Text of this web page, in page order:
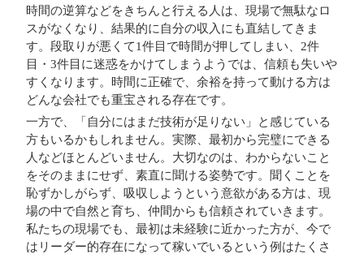
時間の逆算などをきちんと行える人は、現場で無駄なロ
スがなくなり、結果的に自分の収入にも直結してきま
す。段取りが悪くて1件目で時間が押してしまい、2件
目・3件目に迷惑をかけてしまうようでは、信頼も失いや
すくなります。時間に正確で、余裕を持って動ける方は
どんな会社でも重宝される存在です。
一方で、「自分にはまだ技術が足りない」と感じている
方もいるかもしれません。実際、最初から完璧にできる
人などほとんどいません。大切なのは、わからないこと
をそのままにせず、素直に聞ける姿勢です。聞くことを
恥ずかしがらず、吸収しようという意欲がある方は、現
場の中で自然と育ち、仲間からも信頼されていきます。
私たちの現場でも、最初は未経験に近かった方が、今で
はリーダー的存在になって稼いでいるという例はたくさ